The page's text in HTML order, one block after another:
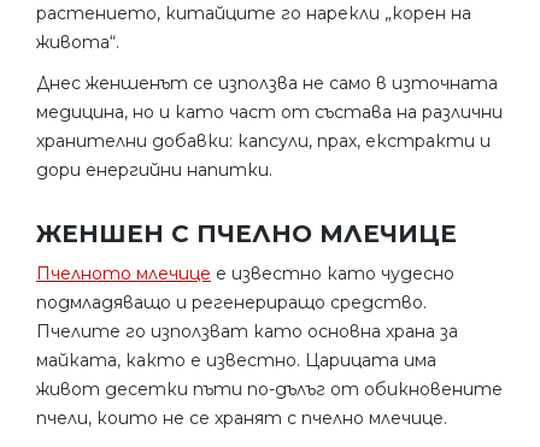
растението, китайците го нарекли „корен на
живота“.
Днес женшенът се използва не само в източната
медицина, но и като част от състава на различни
хранителни добавки: капсули, прах, екстракти и
дори енергийни напитки.
ЖЕНШЕН С ПЧЕЛНО МЛЕЧИЦЕ
Пчелното млечице е известно като чудесно
подмладяващо и регенериращо средство.
Пчелите го използват като основна храна за
майката, както е известно. Царицата има
живот десетки пъти по-дълъг от обикновените
пчели, които не се хранят с пчелно млечице.